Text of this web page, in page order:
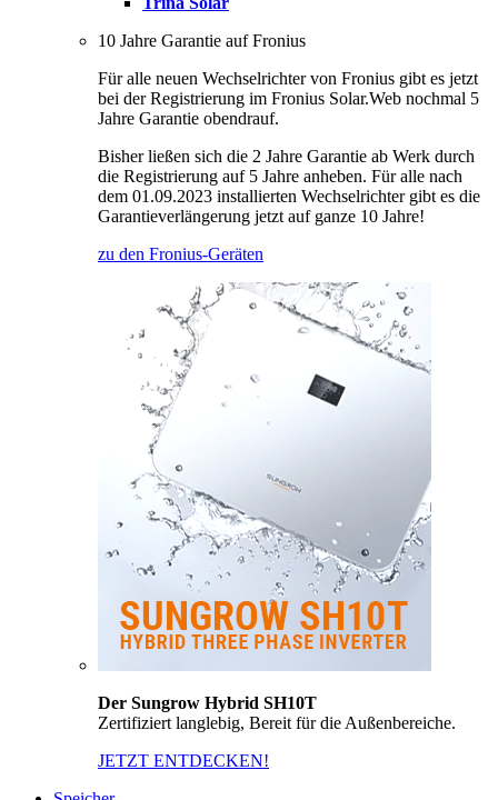
10 Jahre Garantie auf Fronius
Für alle neuen Wechselrichter von Fronius gibt es jetzt
bei der Registrierung im Fronius Solar.Web nochmal 5
Jahre Garantie obendrauf.
Bisher ließen sich die 2 Jahre Garantie ab Werk durch
die Registrierung auf 5 Jahre anheben. Für alle nach
dem 01.09.2023 installierten Wechselrichter gibt es die
Garantieverlängerung jetzt auf ganze 10 Jahre!
zu den Fronius-Geräten
Der Sungrow Hybrid SH10T
Zertifiziert langlebig, Bereit für die Außenbereiche.
JETZT ENTDECKEN!